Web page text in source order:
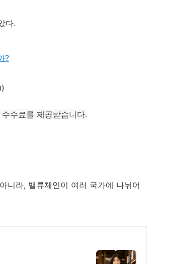
다.
?
수료를 제공받습니다.
니라, 밸류체인이 여러 국가에 나뉘어